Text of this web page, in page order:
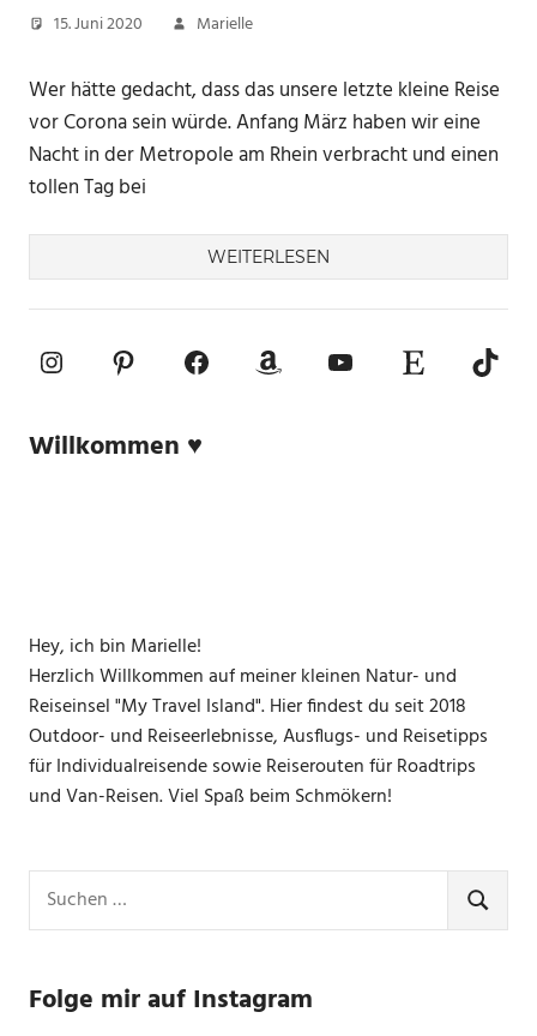
15. Juni 2020 Marielle
Wer hätte gedacht, dass das unsere letzte kleine Reise
vor Corona sein würde. Anfang März haben wir eine
Nacht in der Metropole am Rhein verbracht und einen
tollen Tag bei
WEITERLESEN
InstagramPinterestFacebookAmazonYouTube
Etsy-Shop
Willkommen ♥
Hey, ich bin Marielle!
Herzlich Willkommen auf meiner kleinen Natur- und
Reiseinsel "My Travel Island". Hier findest du seit 2018
Outdoor- und Reiseerlebnisse, Ausflugs- und Reisetipps
für Individualreisende sowie Reiserouten für Roadtrips
und Van-Reisen. Viel Spaß beim Schmökern!
nach:
SUCHEN
Folge mir auf Instagram